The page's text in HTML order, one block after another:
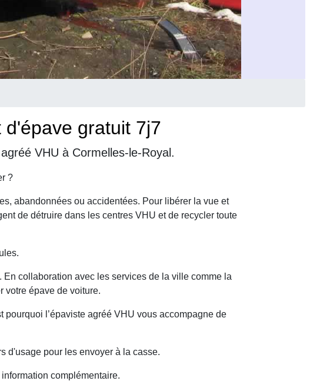
gratuit 7j7
VHU à Cormelles-le-Royal.
?
abandonnées ou accidentées. Pour libérer la vue et
de détruire dans les centres VHU et de recycler toute
collaboration avec les services de la ville comme la
votre épave de voiture.
l’épaviste agréé VHU vous accompagne de
d'usage pour les envoyer à la casse.
complémentaire.